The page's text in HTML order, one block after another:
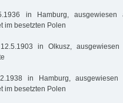
in Hamburg, ausgewiesen
im besetzten Polen
in Olkusz,
in Hamburg, ausgewiesen
im besetzten Polen